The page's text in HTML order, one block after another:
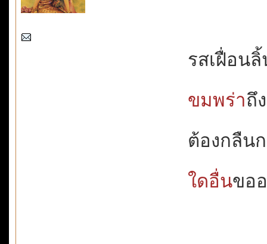
รสเฝื่อน
ขมพร่าถึ
ต้องกลืน
ใดอื่นขอ